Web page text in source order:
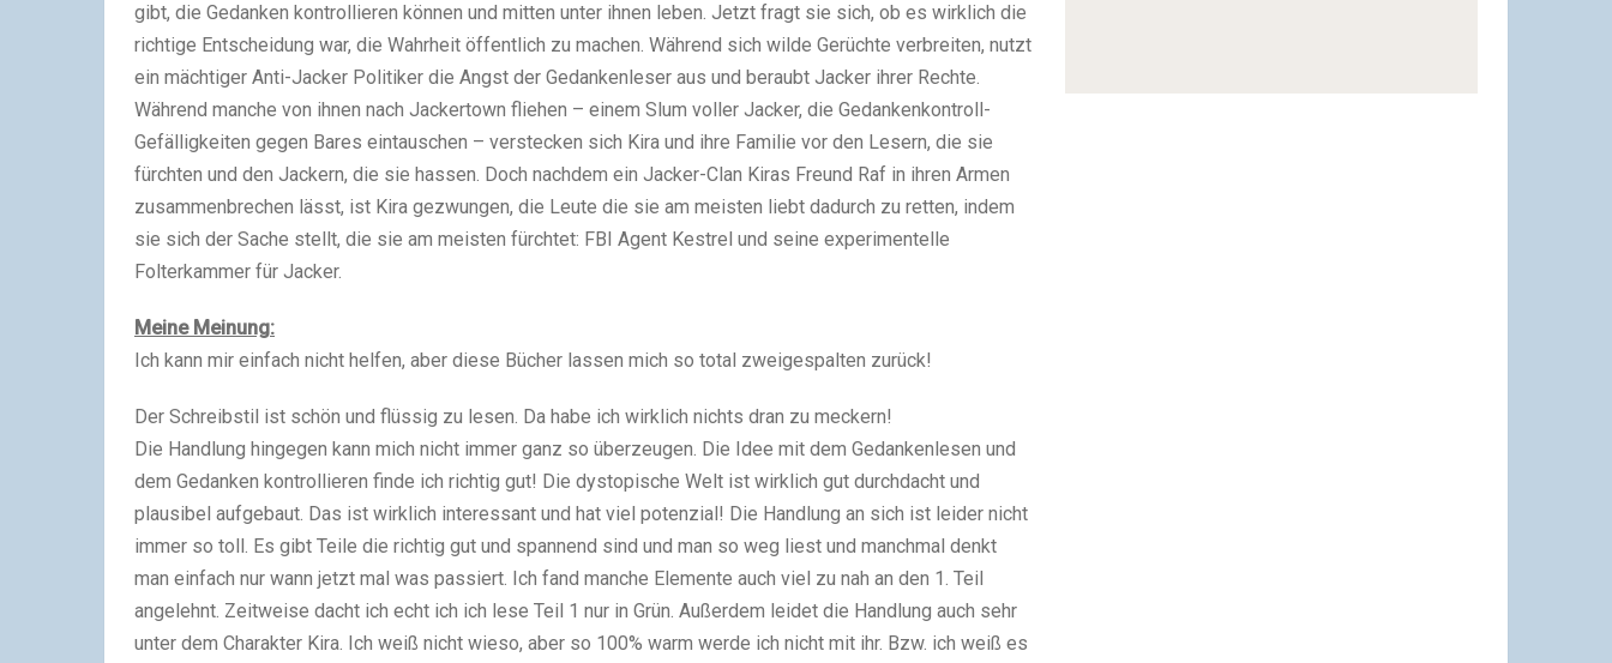
gibt, die Gedanken kontrollieren können und mitten unter ihnen leben. Jetzt fragt sie sich, ob es wirklich die
richtige Entscheidung war, die Wahrheit öffentlich zu machen. Während sich wilde Gerüchte verbreiten, nutzt
ein mächtiger Anti-Jacker Politiker die Angst der Gedankenleser aus und beraubt Jacker ihrer Rechte.
Während manche von ihnen nach Jackertown fliehen – einem Slum voller Jacker, die Gedankenkontroll-
Gefälligkeiten gegen Bares eintauschen – verstecken sich Kira und ihre Familie vor den Lesern, die sie
fürchten und den Jackern, die sie hassen. Doch nachdem ein Jacker-Clan Kiras Freund Raf in ihren Armen
zusammenbrechen lässt, ist Kira gezwungen, die Leute die sie am meisten liebt dadurch zu retten, indem
sie sich der Sache stellt, die sie am meisten fürchtet: FBI Agent Kestrel und seine experimentelle
Folterkammer für Jacker.
Meine Meinung:
Ich kann mir einfach nicht helfen, aber diese Bücher lassen mich so total zweigespalten zurück!
Der Schreibstil ist schön und flüssig zu lesen. Da habe ich wirklich nichts dran zu meckern!
Die Handlung hingegen kann mich nicht immer ganz so überzeugen. Die Idee mit dem Gedankenlesen und
dem Gedanken kontrollieren finde ich richtig gut! Die dystopische Welt ist wirklich gut durchdacht und
plausibel aufgebaut. Das ist wirklich interessant und hat viel potenzial! Die Handlung an sich ist leider nicht
immer so toll. Es gibt Teile die richtig gut und spannend sind und man so weg liest und manchmal denkt
man einfach nur wann jetzt mal was passiert. Ich fand manche Elemente auch viel zu nah an den 1. Teil
angelehnt. Zeitweise dacht ich echt ich ich lese Teil 1 nur in Grün. Außerdem leidet die Handlung auch sehr
unter dem Charakter Kira. Ich weiß nicht wieso, aber so 100% warm werde ich nicht mit ihr. Bzw. ich weiß es